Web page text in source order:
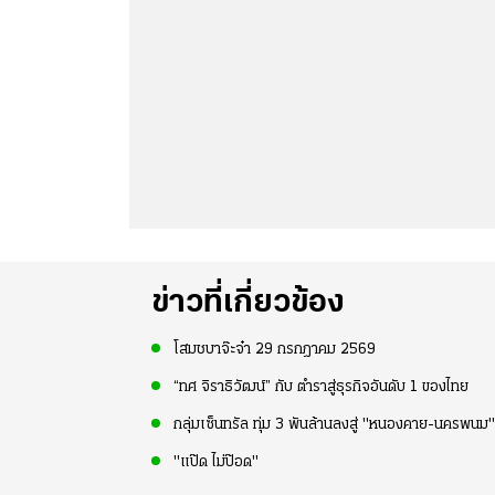
ข่าวที่เกี่ยวข้อง
โสมชบาจ๊ะจ๋า 29 กรกฎาคม 2569
“ทศ จิราธิวัฒน์” กับ ตำราสู่ธุรกิจอันดับ 1 ของไทย
กลุ่มเซ็นทรัล ทุ่ม 3 พันล้านลงสู่ "หนองคาย-นครพนม
"แป๊ด ไม่ป๊อด"